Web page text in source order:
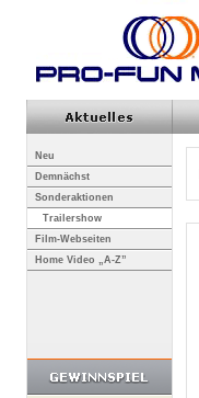
Neu
Demnächst
Sonderaktionen
Trailershow
Film-Webseiten
Home Video „A-Z”